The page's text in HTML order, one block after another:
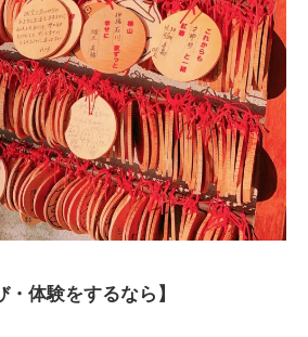
・体験をするなら】